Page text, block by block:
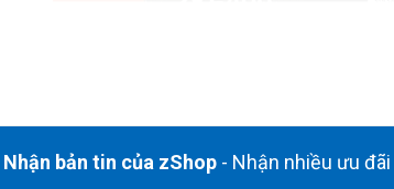
Nhận bản tin của zShop - Nhận nhiều ưu